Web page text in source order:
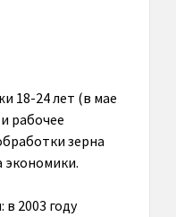
18-24 лет (в мае
рабочее
зерна
2003 году